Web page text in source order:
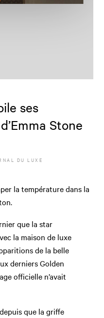
ses
Stone
DU LUXE
la température dans la
que la star
la maison de luxe
de la belle
derniers Golden
officielle n’avait
que la griffe